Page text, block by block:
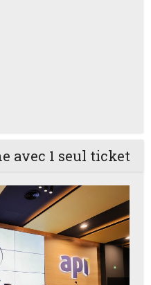
avec 1 seul ticket